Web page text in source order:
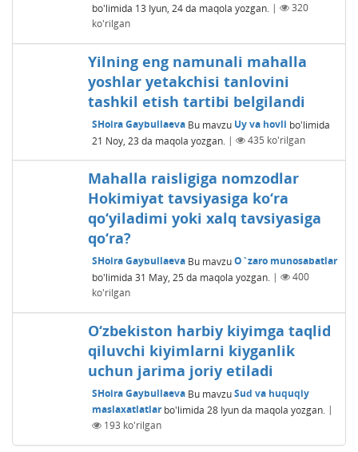
bo'limida 13 Iyun, 24 da maqola yozgan. |
320
ko'rilgan
Yilning eng namunali mahalla
yoshlar yetakchisi tanlovini
tashkil etish tartibi belgilandi
SHoira Gaybullaeva Bu mavzu Uy va hovli bo'limida
21 Noy, 23 da maqola yozgan. | 435 ko'rilgan
Mahalla raisligiga nomzodlar
Hokimiyat tavsiyasiga ko‘ra
qo‘yiladimi yoki xalq tavsiyasiga
qo‘ra?
SHoira Gaybullaeva Bu mavzuO`zaro munosabatlar
bo'limida 31 May, 25 da maqola yozgan. |
400
ko'rilgan
O‘zbekiston harbiy kiyimga taqlid
qiluvchi kiyimlarni kiyganlik
uchun jarima joriy etiladi
SHoira Gaybullaeva Bu mavzuSud va huquqiy
maslaxatlatlarbo'limida 28 Iyun da maqola yozgan. |
193 ko'rilgan